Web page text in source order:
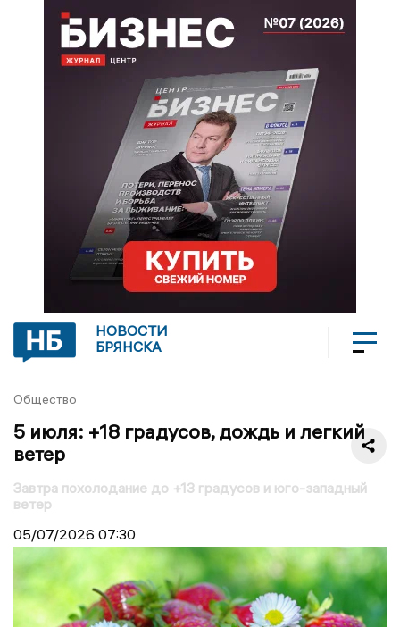
НОВОСТИ
БРЯНСКА
Общество
5 июля: +18 градусов, дождь и легкий
ветер
Завтра похолодание до +13 градусов и юго-западный
ветер
05/07/2026 07:30